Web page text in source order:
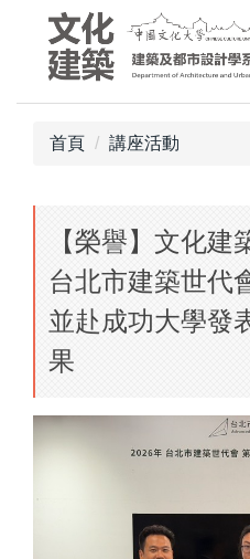
首頁 講座活動
【榮譽】文化
台北市建築世代
並赴成功大學發
果